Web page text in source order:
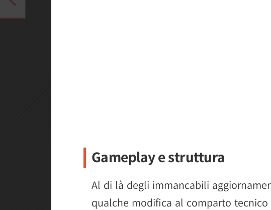
Gameplay e struttura
Al di là degli immancabili
qualche modifica al comparto